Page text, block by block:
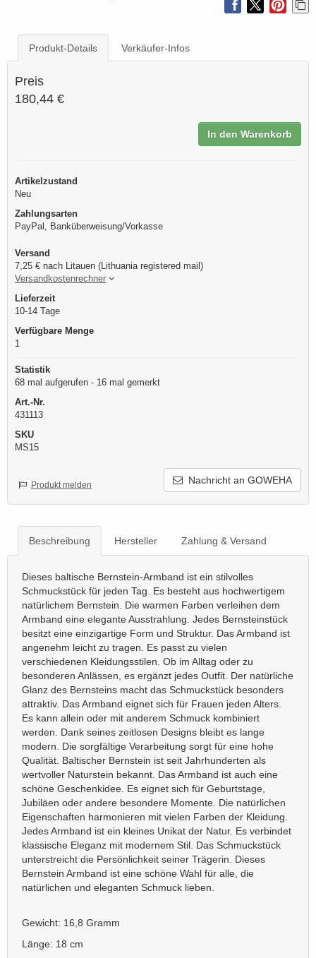
Produkt-Details Verkäufer-Infos
Preis
180,44 €
In den Warenkorb
Artikelzustand
Neu
Zahlungsarten
PayPal, Banküberweisung/Vorkasse
Versand
7,25 € nach Litauen (Lithuania registered mail)
Versandkostenrechner
Lieferzeit
10-14 Tage
Verfügbare Menge
1
Statistik
68 mal aufgerufen - 16 mal gemerkt
Art.-Nr.
431113
SKU
MS15
Nachricht an GOWEHA
Produkt melden
Beschreibung Hersteller Zahlung & Versand
Dieses baltische Bernstein-Armband ist ein stilvolles
Schmuckstück für jeden Tag. Es besteht aus hochwertigem
natürlichem Bernstein. Die warmen Farben verleihen dem
Armband eine elegante Ausstrahlung. Jedes Bernsteinstück
besitzt eine einzigartige Form und Struktur. Das Armband ist
angenehm leicht zu tragen. Es passt zu vielen
verschiedenen Kleidungsstilen. Ob im Alltag oder zu
besonderen Anlässen, es ergänzt jedes Outfit. Der natürliche
Glanz des Bernsteins macht das Schmuckstück besonders
attraktiv. Das Armband eignet sich für Frauen jeden Alters.
Es kann allein oder mit anderem Schmuck kombiniert
werden. Dank seines zeitlosen Designs bleibt es lange
modern. Die sorgfältige Verarbeitung sorgt für eine hohe
Qualität. Baltischer Bernstein ist seit Jahrhunderten als
wertvoller Naturstein bekannt. Das Armband ist auch eine
schöne Geschenkidee. Es eignet sich für Geburtstage,
Jubiläen oder andere besondere Momente. Die natürlichen
Eigenschaften harmonieren mit vielen Farben der Kleidung.
Jedes Armband ist ein kleines Unikat der Natur. Es verbindet
klassische Eleganz mit modernem Stil. Das Schmuckstück
unterstreicht die Persönlichkeit seiner Trägerin. Dieses
Bernstein Armband ist eine schöne Wahl für alle, die
natürlichen und eleganten Schmuck lieben.
Gewicht: 16,8 Gramm
Länge: 18 cm